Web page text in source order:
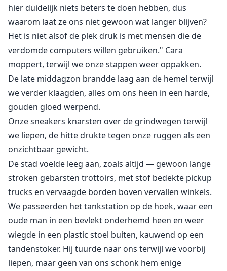
hier duidelijk niets beters te doen hebben, dus
waarom laat ze ons niet gewoon wat langer blijven?
Het is niet alsof de plek druk is met mensen die de
verdomde computers willen gebruiken." Cara
moppert, terwijl we onze stappen weer oppakken.
De late middagzon brandde laag aan de hemel terwijl
we verder klaagden, alles om ons heen in een harde,
gouden gloed werpend.
Onze sneakers knarsten over de grindwegen terwijl
we liepen, de hitte drukte tegen onze ruggen als een
onzichtbaar gewicht.
De stad voelde leeg aan, zoals altijd — gewoon lange
stroken gebarsten trottoirs, met stof bedekte pickup
trucks en vervaagde borden boven vervallen winkels.
We passeerden het tankstation op de hoek, waar een
oude man in een bevlekt onderhemd heen en weer
wiegde in een plastic stoel buiten, kauwend op een
tandenstoker. Hij tuurde naar ons terwijl we voorbij
liepen, maar geen van ons schonk hem enige